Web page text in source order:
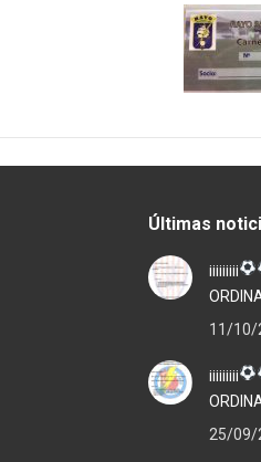
Últimas
¡¡¡¡¡¡¡¡¡
11/10/
¡¡¡¡¡¡¡¡¡
25/09/